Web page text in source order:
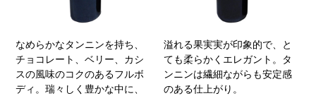
なめらかなタンニンを持ち、
チョコレート、ベリー、カシ
スの風味のコクのあるフルボ
ディ。瑞々しく豊かな中に、
溢れる果実実が印象的で、と
ても柔らかくエレガント。タ
ンニンは繊細ながらも安定感
のある仕上がり。